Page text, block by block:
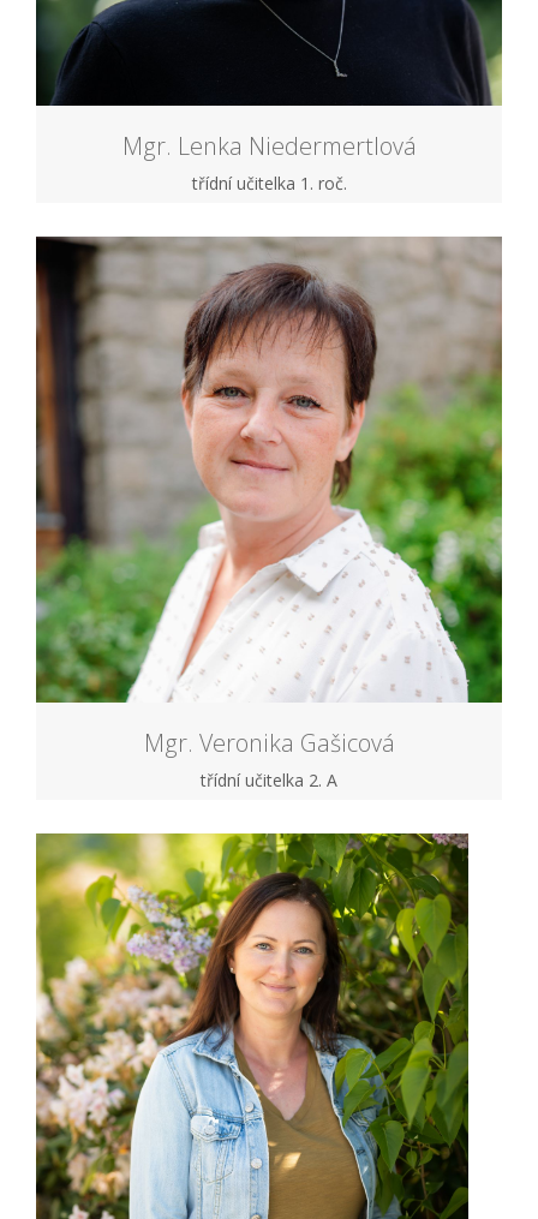
Mgr. Lenka Niedermertlová
třídní učitelka 1. roč.
Mgr. Veronika Gašicová
třídní učitelka 2. A